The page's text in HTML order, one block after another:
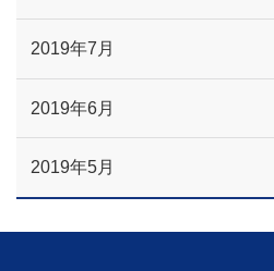
2019年7月
2019年6月
2019年5月